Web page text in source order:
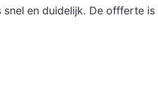
en duidelijk. De offferte is